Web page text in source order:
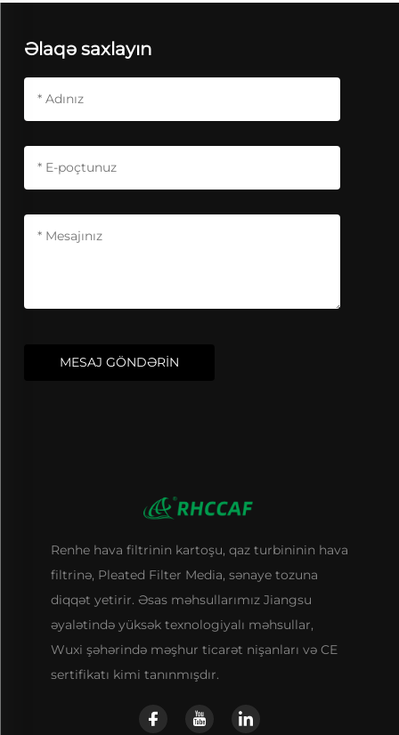
Əlaqə saxlayın
MESAJ GÖNDƏRİN
Renhe hava filtrinin kartoşu, qaz turbininin hava
filtrinə, Pleated Filter Media, sənaye tozuna
diqqət yetirir. Əsas məhsullarımız Jiangsu
əyalətində yüksək texnologiyalı məhsullar,
Wuxi şəhərində məşhur ticarət nişanları və CE
sertifikatı kimi tanınmışdır.